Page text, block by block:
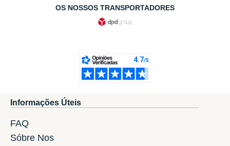
OS NOSSOS TRANSPORTADORES
Informações Úteis
FAQ
Sóbre Nos